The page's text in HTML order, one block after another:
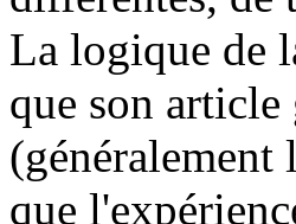
La logique de
que son
que